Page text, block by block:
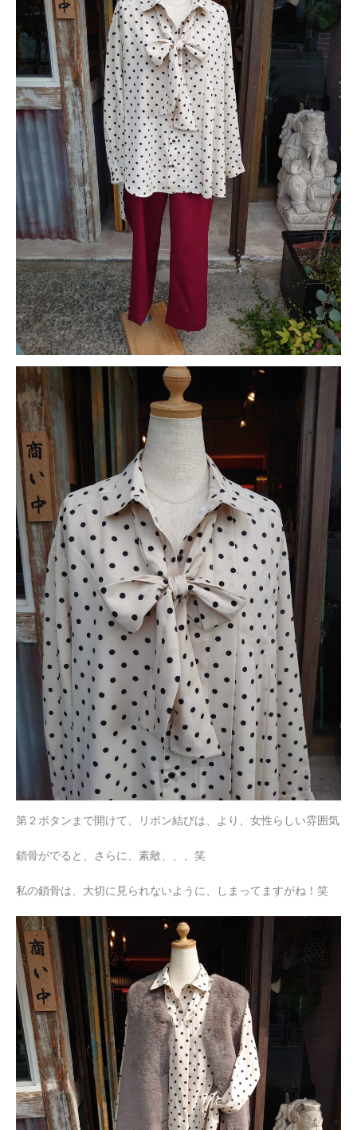
第２ボタンまで開けて、リボン結びは、より、女性らしい雰囲気
鎖骨がでると、さらに、素敵、、、笑
私の鎖骨は、大切に見られないように、しまってますがね！笑